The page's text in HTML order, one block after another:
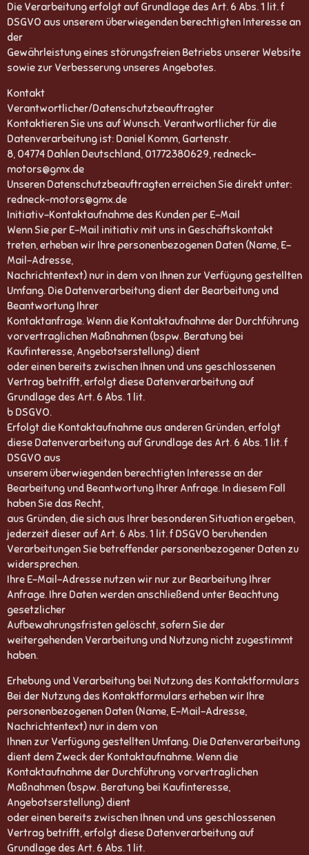
Die Verarbeitung erfolgt auf Grundlage des Art. 6 Abs. 1 lit. f
DSGVO aus unserem überwiegenden berechtigten Interesse an
der
Gewährleistung eines störungsfreien Betriebs unserer Website
sowie zur Verbesserung unseres Angebotes.
Kontakt
Verantwortlicher/Datenschutzbeauftragter
Kontaktieren Sie uns auf Wunsch. Verantwortlicher für die
Datenverarbeitung ist: Daniel Komm, Gartenstr.
8, 04774 Dahlen Deutschland, 01772380629, redneck-
motors@gmx.de
Unseren Datenschutzbeauftragten erreichen Sie direkt unter:
redneck-motors@gmx.de
Initiativ-Kontaktaufnahme des Kunden per E-Mail
Wenn Sie per E-Mail initiativ mit uns in Geschäftskontakt
treten, erheben wir Ihre personenbezogenen Daten (Name, E-
Mail-Adresse,
Nachrichtentext) nur in dem von Ihnen zur Verfügung gestellten
Umfang. Die Datenverarbeitung dient der Bearbeitung und
Beantwortung Ihrer
Kontaktanfrage. Wenn die Kontaktaufnahme der Durchführung
vorvertraglichen Maßnahmen (bspw. Beratung bei
Kaufinteresse, Angebotserstellung) dient
oder einen bereits zwischen Ihnen und uns geschlossenen
Vertrag betrifft, erfolgt diese Datenverarbeitung auf
Grundlage des Art. 6 Abs. 1 lit.
b DSGVO.
Erfolgt die Kontaktaufnahme aus anderen Gründen, erfolgt
diese Datenverarbeitung auf Grundlage des Art. 6 Abs. 1 lit. f
DSGVO aus
unserem überwiegenden berechtigten Interesse an der
Bearbeitung und Beantwortung Ihrer Anfrage. In diesem Fall
haben Sie das Recht,
aus Gründen, die sich aus Ihrer besonderen Situation ergeben,
jederzeit dieser auf Art. 6 Abs. 1 lit. f DSGVO beruhenden
Verarbeitungen Sie betreffender personenbezogener Daten zu
widersprechen.
Ihre E-Mail-Adresse nutzen wir nur zur Bearbeitung Ihrer
Anfrage. Ihre Daten werden anschließend unter Beachtung
gesetzlicher
Aufbewahrungsfristen gelöscht, sofern Sie der
weitergehenden Verarbeitung und Nutzung nicht zugestimmt
haben.
Erhebung und Verarbeitung bei Nutzung des Kontaktformulars
Bei der Nutzung des Kontaktformulars erheben wir Ihre
personenbezogenen Daten (Name, E-Mail-Adresse,
Nachrichtentext) nur in dem von
Ihnen zur Verfügung gestellten Umfang. Die Datenverarbeitung
dient dem Zweck der Kontaktaufnahme. Wenn die
Kontaktaufnahme der Durchführung vorvertraglichen
Maßnahmen (bspw. Beratung bei Kaufinteresse,
Angebotserstellung) dient
oder einen bereits zwischen Ihnen und uns geschlossenen
Vertrag betrifft, erfolgt diese Datenverarbeitung auf
Grundlage des Art. 6 Abs. 1 lit.